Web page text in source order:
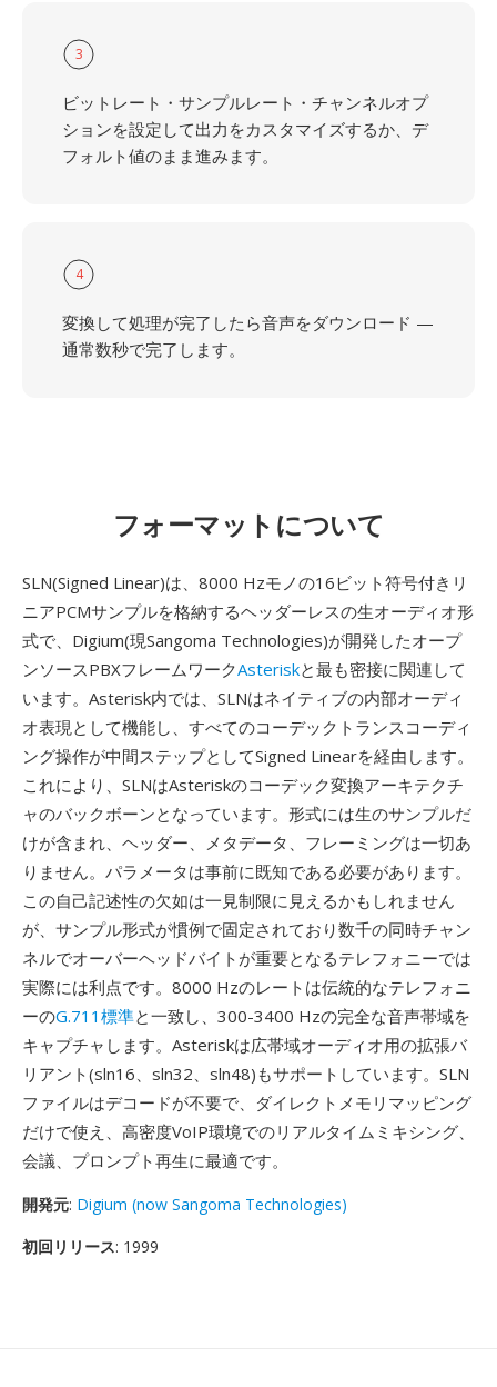
3
ビットレート・サンプルレート・チャンネルオプ
ションを設定して出力をカスタマイズするか、デ
フォルト値のまま進みます。
4
変換して処理が完了したら音声をダウンロード —
通常数秒で完了します。
フォーマットについて
SLN(Signed Linear)は、8000 Hzモノの16ビット符号付きリ
ニアPCMサンプルを格納するヘッダーレスの生オーディオ形
式で、Digium(現Sangoma Technologies)が開発したオープ
ンソースPBXフレームワークAsteriskと最も密接に関連して
います。Asterisk内では、SLNはネイティブの内部オーディ
オ表現として機能し、すべてのコーデックトランスコーディ
ング操作が中間ステップとしてSigned Linearを経由します。
これにより、SLNはAsteriskのコーデック変換アーキテクチ
ャのバックボーンとなっています。形式には生のサンプルだ
けが含まれ、ヘッダー、メタデータ、フレーミングは一切あ
りません。パラメータは事前に既知である必要があります。
この自己記述性の欠如は一見制限に見えるかもしれません
が、サンプル形式が慣例で固定されており数千の同時チャン
ネルでオーバーヘッドバイトが重要となるテレフォニーでは
実際には利点です。8000 Hzのレートは伝統的なテレフォニ
ーのG.711標準と一致し、300-3400 Hzの完全な音声帯域を
キャプチャします。Asteriskは広帯域オーディオ用の拡張バ
リアント(sln16、sln32、sln48)もサポートしています。SLN
ファイルはデコードが不要で、ダイレクトメモリマッピング
だけで使え、高密度VoIP環境でのリアルタイムミキシング、
会議、プロンプト再生に最適です。
開発元: Digium (now Sangoma Technologies)
初回リリース: 1999